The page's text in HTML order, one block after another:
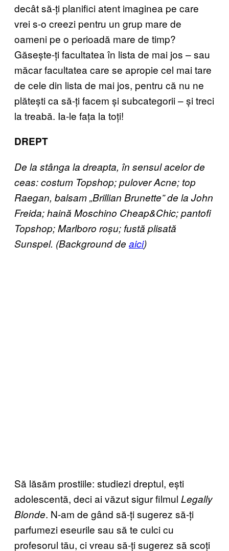
decât să-ți planifici atent imaginea pe care
vrei s-o creezi pentru un grup mare de
oameni pe o perioadă mare de timp?
Găsește-ți facultatea în lista de mai jos – sau
măcar facultatea care se apropie cel mai tare
de cele din lista de mai jos, pentru că nu ne
plătești ca să-ți facem și subcategorii – și treci
la treabă. Ia-le fața la toți!
DREPT
De la stânga la dreapta, în sensul acelor de
ceas: costum Topshop; pulover Acne; top
Raegan, balsam „Brillian Brunette” de la John
Freida; haină Moschino Cheap&Chic; pantofi
Topshop; Marlboro roșu; fustă plisată
Sunspel. (Background de aici)
Să lăsăm prostiile: studiezi dreptul, ești
adolescentă, deci ai văzut sigur filmul Legally
Blonde. N-am de gând să-ți sugerez să-ți
parfumezi eseurile sau să te culci cu
profesorul tău, ci vreau să-ți sugerez să scoți